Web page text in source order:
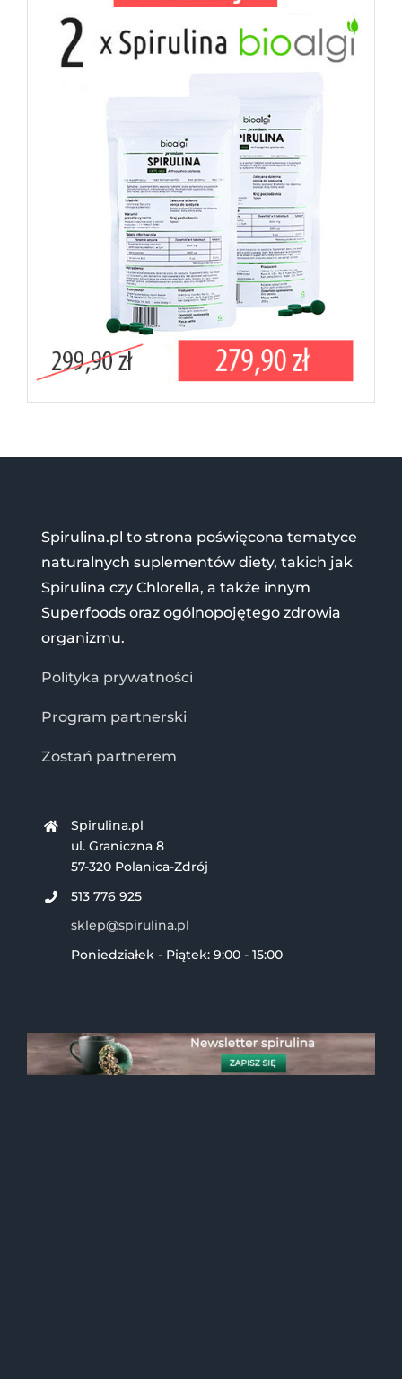
Spirulina.pl to strona poświęcona tematyce
naturalnych suplementów diety, takich jak
Spirulina czy Chlorella, a także innym
Superfoods oraz ogólnopojętego zdrowia
organizmu.
Polityka prywatności
Program partnerski
Zostań partnerem
Spirulina.pl
ul. Graniczna 8
57-320 Polanica-Zdrój
513 776 925
sklep@spirulina.pl
Poniedziałek - Piątek: 9:00 - 15:00